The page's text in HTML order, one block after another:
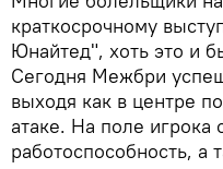
краткосрочному
Юнайтед", хоть это и
Сегодня Межбри
выходя как в центре
атаке. На поле игрока
работоспособность, а